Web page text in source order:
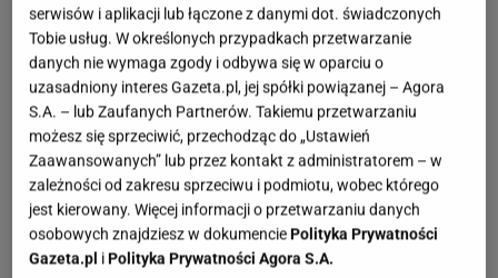
serwisów i aplikacji lub łączone z danymi dot. świadczonych
Tobie usług. W określonych przypadkach przetwarzanie
danych nie wymaga zgody i odbywa się w oparciu o
uzasadniony interes Gazeta.pl, jej spółki powiązanej – Agora
S.A. – lub Zaufanych Partnerów. Takiemu przetwarzaniu
możesz się sprzeciwić, przechodząc do „Ustawień
Zaawansowanych” lub przez kontakt z administratorem – w
zależności od zakresu sprzeciwu i podmiotu, wobec którego
jest kierowany. Więcej informacji o przetwarzaniu danych
osobowych znajdziesz w dokumencie Polityka Prywatności
Gazeta.pl i Polityka Prywatności Agora S.A.